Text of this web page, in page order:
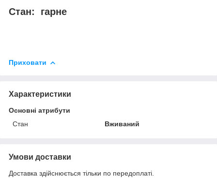
Стан: гарне
Приховати
Характеристики
Основні атрибути
Стан
Вживаний
Умови доставки
Доставка здійснюється тільки по передоплаті.